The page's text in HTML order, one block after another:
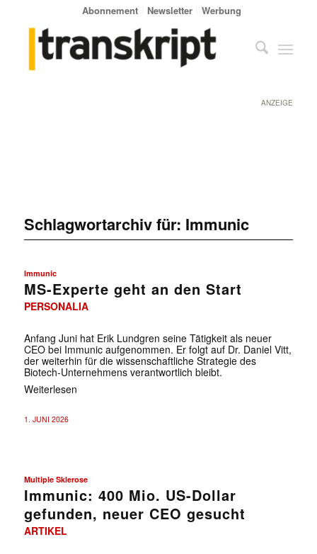
Abonnement Newsletter Werbung
ANZEIGE
Schlagwortarchiv für: Immunic
Immunic
MS-Experte geht an den Start
PERSONALIA
Anfang Juni hat Erik Lundgren seine Tätigkeit als neuer
CEO bei Immunic aufgenommen. Er folgt auf Dr. Daniel Vitt,
der weiterhin für die wissenschaftliche Strategie des
Biotech-Unternehmens verantwortlich bleibt.
Weiterlesen
1. JUNI 2026
Multiple Sklerose
Immunic: 400 Mio. US-Dollar
gefunden, neuer CEO gesucht
ARTIKEL